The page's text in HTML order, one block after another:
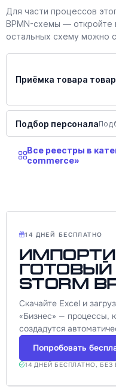
Для части процессов
BPMN-схемы — откройте
остальных схему можно
Приёмка товара
Подбор персонала
Все реестры в
commerce»
14 ДНЕЙ БЕСПЛАТНО
готовый
Storm
Скачайте Excel и
«Бизнес» — процессы,
создадутся
Попробовать
14 ДНЕЙ БЕСПЛАТНО,